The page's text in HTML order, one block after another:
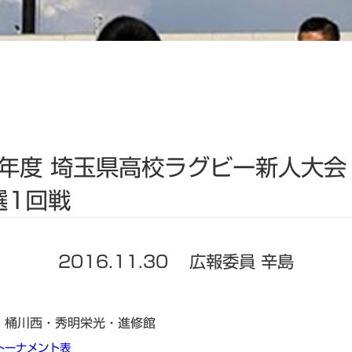
度 埼玉県高校ラグビー新人大
1回戦
2016.11.30 広報委員 辛島
桶川西・秀明栄光・進修館
ーナメント表